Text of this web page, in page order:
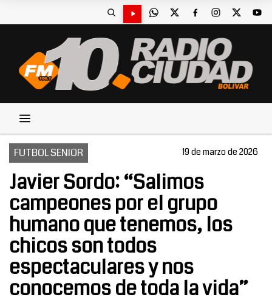
FUTBOL SENIOR 19 de marzo de 2026
Javier Sordo: “Salimos
campeones por el grupo
humano que tenemos, los
chicos son todos
espectaculares y nos
conocemos de toda la vida”